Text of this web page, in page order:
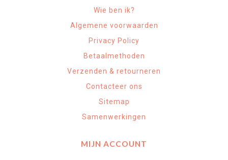
Wie ben ik?
Algemene voorwaarden
Privacy Policy
Betaalmethoden
Verzenden & retourneren
Contacteer ons
Sitemap
Samenwerkingen
MIJN ACCOUNT